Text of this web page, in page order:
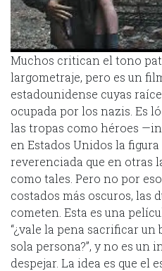
Muchos critican el tono
largometraje, pero es un
estadounidense cuyas
ocupada por los nazis. Es
las tropas como héroes
en Estados Unidos la
reverenciada que en otras
como tales. Pero no por
costados más oscuros, las
cometen. Esta es una
“¿vale la pena sacrificar
sola persona?”, y no es un
despejar. La idea es que el